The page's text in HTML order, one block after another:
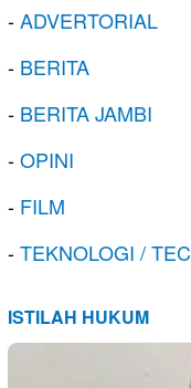
-ADVERTORIAL
- BERITA
- BERITA JAMBI
-OPINI
- FILM
-TEKNOLOGI /
ISTILAH HUKUM